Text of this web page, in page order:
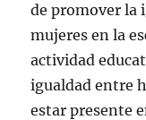
de promover la
mujeres en la
actividad
igualdad entre
estar presente